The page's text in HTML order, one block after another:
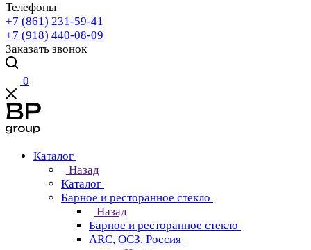
Телефоны
+7 (861) 231-59-41
+7 (918) 440-08-09
Заказать звонок
0
Каталог
Назад
Каталог
Барное и ресторанное стекло
Назад
Барное и ресторанное стекло
ARC, ОСЗ, Россия